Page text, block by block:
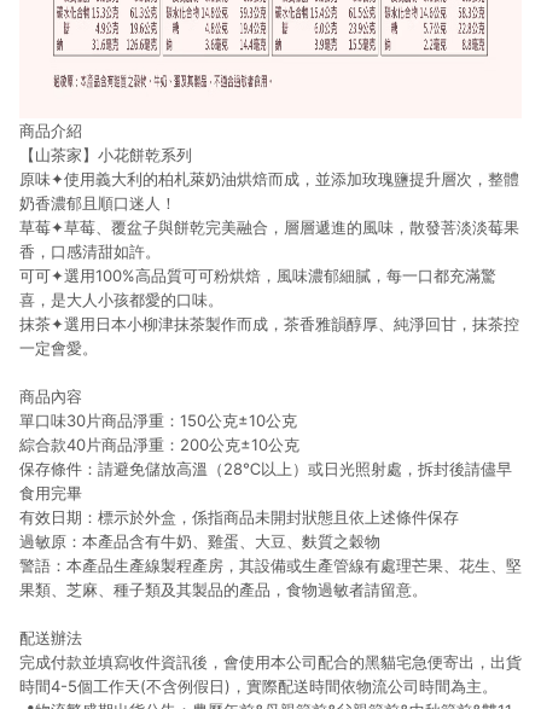
商品介紹
【山茶家】小花餅乾系列
原味✦使用義大利的柏札萊奶油烘焙而成，並添加玫瑰鹽提升層次，整體
奶香濃郁且順口迷人！
草莓✦草莓、覆盆子與餅乾完美融合，層層遞進的風味，散發菩淡淡莓果
香，口感清甜如許。
可可✦選用100%高品質可可粉烘焙，風味濃郁細膩，每一口都充滿驚
喜，是大人小孩都愛的口味。
抹茶✦選用日本小柳津抹茶製作而成，茶香雅韻醇厚、純淨回甘，抹茶控
一定會愛。
商品內容
單口味30片商品淨重：150公克±10公克
綜合款40片商品淨重：200公克±10公克
保存條件：請避免儲放高溫（28℃以上）或日光照射處，拆封後請儘早
食用完畢
有效日期：標示於外盒，係指商品未開封狀態且依上述條件保存
過敏原：本產品含有牛奶、雞蛋、大豆、麩質之穀物
警語：本產品生產線製程產房，其設備或生產管線有處理芒果、花生、堅
果類、芝麻、種子類及其製品的產品，食物過敏者請留意。
配送辦法
完成付款並填寫收件資訊後，會使用本公司配合的黑貓宅急便寄出，出貨
時間4-5個工作天(不含例假日)，實際配送時間依物流公司時間為主。